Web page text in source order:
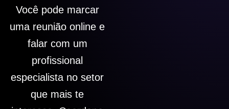
Você pode marcar
uma reunião online e
falar com um
profissional
especialista no setor
que mais te